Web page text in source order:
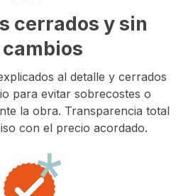
cerrados y sin
cambios
al detalle y cerrados
para evitar sobrecostes o
la obra. Transparencia total
con el precio acordado.